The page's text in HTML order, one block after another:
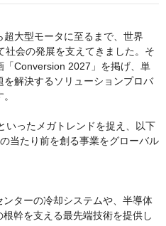
大型モータに至るまで、世界
社会の発展を支えてきました。そ
「Conversion 2027」を掲げ、単
解決するソリューションプロバ
いったメガトレンドを捉え、以下
当たり前を創る事業をグローバル
ターの冷却システムや、半導体
幹を支える最先端技術を提供し